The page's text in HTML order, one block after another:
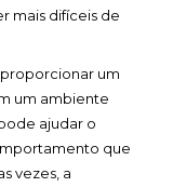
mais difíceis de
um
um ambiente
ajudar o
que
vezes, a